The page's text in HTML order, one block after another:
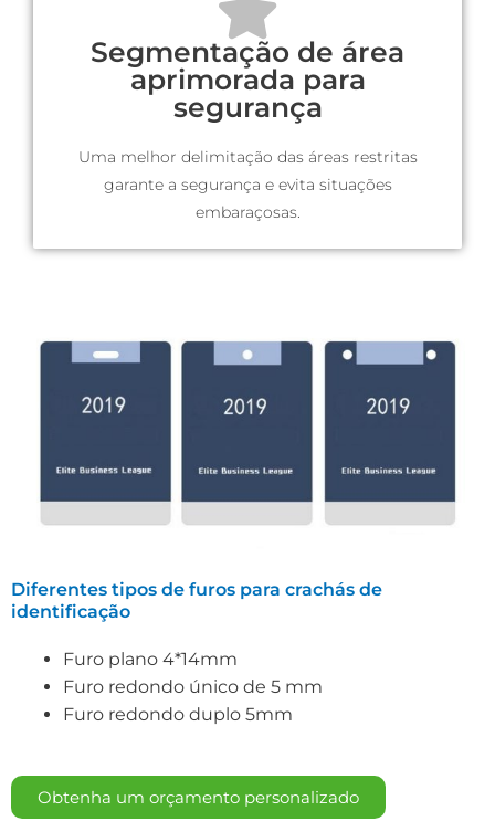
Segmentação de área
aprimorada para
segurança
Uma melhor delimitação das áreas restritas
garante a segurança e evita situações
embaraçosas.
Diferentes tipos de furos para crachás de
identificação
Furo plano 4*14mm
Furo redondo único de 5 mm
Furo redondo duplo 5mm
Obtenha um orçamento personalizado